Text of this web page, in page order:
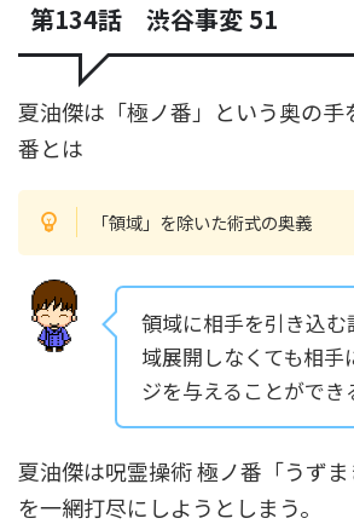
第134話 渋谷事変 51
夏油傑は「極ノ番」という奥の手
番とは
「領域」を除いた術式の奥義
領域に相手を引き込
域展開しなくても相手
ジを与えることができ
夏油傑は呪霊操術 極ノ番「うず
を一網打尽にしようとしまう。